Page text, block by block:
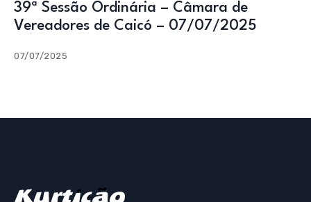
39ª Sessão Ordinária – Câmara de
Vereadores de Caicó – 07/07/2025
07/07/2025